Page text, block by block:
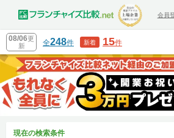
会員
08/06更
新
全248件 新着 15件
現在の検索条件